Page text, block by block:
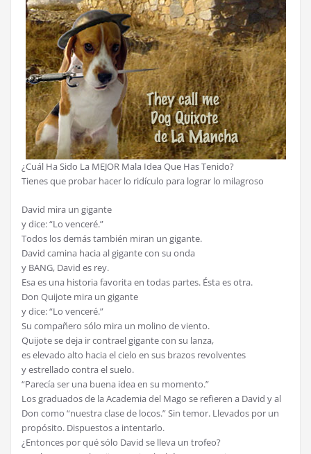
¿Cuál Ha Sido La MEJOR Mala Idea Que Has Tenido?
Tienes que probar hacer lo ridículo para lograr lo milagroso
David mira un gigante
y dice: “Lo venceré.”
Todos los demás también miran un gigante.
David camina hacia al gigante con su onda
y BANG, David es rey.
Esa es una historia favorita en todas partes. Ésta es otra.
Don Quijote mira un gigante
y dice: “Lo venceré.”
Su compañero sólo mira un molino de viento.
Quijote se deja ir contrael gigante con su lanza,
es elevado alto hacia el cielo en sus brazos revolventes
y estrellado contra el suelo.
“Parecía ser una buena idea en su momento.”
Los graduados de la Academia del Mago se refieren a David y al
Don como “nuestra clase de locos.” Sin temor. Llevados por un
propósito. Dispuestos a intentarlo.
¿Entonces por qué sólo David se lleva un trofeo?